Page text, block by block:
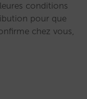
conditions
pour que
chez vous,